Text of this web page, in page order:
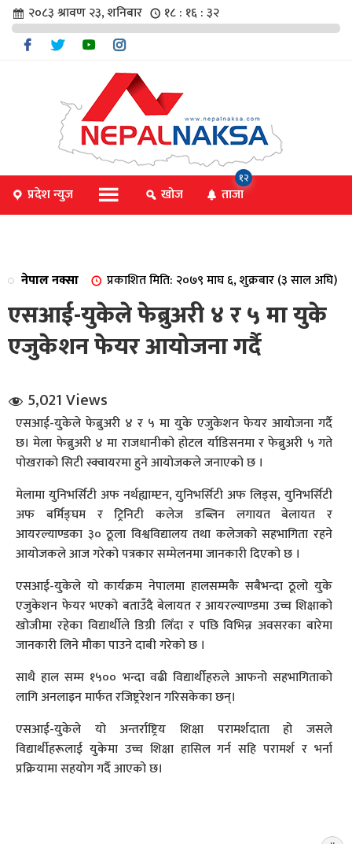
संवाद
२०८३ श्रावण २३, शनिबार १८ : १६ : ३२
प्रदेश न्युज खोज ताजा
१२
नेपाल नक्सा प्रकाशित मिति: २०७९ माघ ६, शुक्रबार (३ साल अघि)
एसआई-युकेले फेब्रुअरी ४ र ५ मा युके
एजुकेशन फेयर आयोजना गर्दै
5,021 Views
एसआई-युकेले फेब्रुअरी ४ र ५ मा युके एजुकेशन फेयर आयोजना गर्दै
छ। मेला फेब्रुअरी ४ मा राजधानीको होटल र्याडिसनमा र फेब्रुअरी ५ गते
पोखराको सिटी स्क्वायरमा हुने आयोजकले जनाएको छ ।
मेलामा युनिभर्सिटी अफ नर्थह्याम्प्टन, युनिभर्सिटी अफ लिड्स, युनिभर्सिटी
अफ बर्मिङ्घम र ट्रिनिटी कलेज डब्लिन लगायत बेलायत र
आयरल्याण्डका ३० ठूला विश्वविद्यालय तथा कलेजको सहभागिता रहने
आयोजकले आज गरेको पत्रकार सम्मेलनमा जानकारी दिएको छ ।
एसआई-युकेले यो कार्यक्रम नेपालमा हालसम्मकै सबैभन्दा ठूलो युके
एजुकेशन फेयर भएको बताउँदै बेलायत र आयरल्याण्डमा उच्च शिक्षाको
खोजीमा रहेका विद्यार्थीले डिग्री लिँदा र पछि विभिन्न अवसरका बारेमा
जानकारी लिने मौका पाउने दाबी गरेको छ ।
साथै हाल सम्म १५०० भन्दा वढी विद्यार्थीहरुले आफनो सहभागिताको
लागि अनलाइन मार्फत रजिष्ट्ररेशन गरिसकेका छन्।
एसआई-युकेले यो अन्तर्राष्ट्रिय शिक्षा परामर्शदाता हो जसले
विद्यार्थीहरूलाई युकेमा उच्च शिक्षा हासिल गर्न सहि परामर्श र भर्ना
प्रक्रियामा सहयोग गर्दै आएको छ।